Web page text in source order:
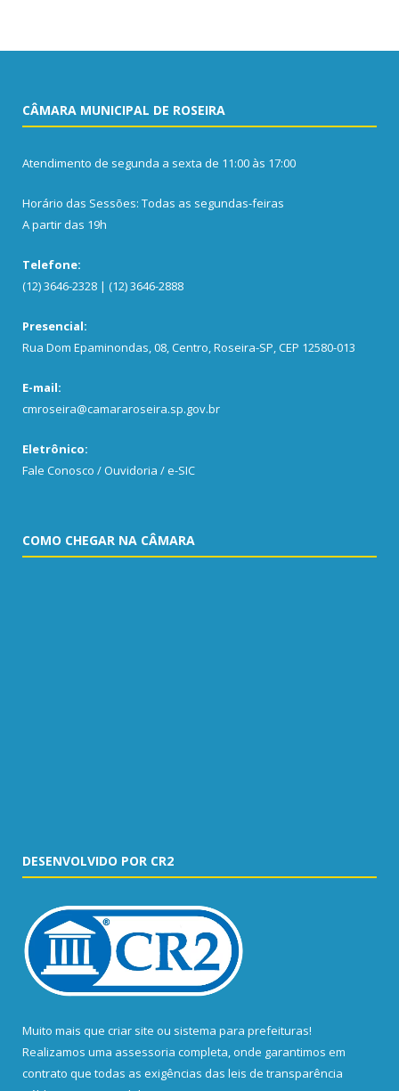
CÂMARA MUNICIPAL DE ROSEIRA
Atendimento de segunda a sexta de 11:00 às 17:00
Horário das Sessões: Todas as segundas-feiras
A partir das 19h
Telefone:
(12) 3646-2328 | (12) 3646-2888
Presencial:
Rua Dom Epaminondas, 08, Centro, Roseira-SP, CEP 12580-013
E-mail:
cmroseira@camararoseira.sp.gov.br
Eletrônico:
Fale Conosco / Ouvidoria / e-SIC
COMO CHEGAR NA CÂMARA
DESENVOLVIDO POR CR2
Muito mais que criar site ou sistema para prefeituras!
Realizamos uma assessoria completa, onde garantimos em
contrato que todas as exigências das leis de transparência